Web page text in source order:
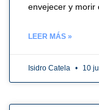
envejecer y morir
LEER MÁS »
Isidro Catela 10